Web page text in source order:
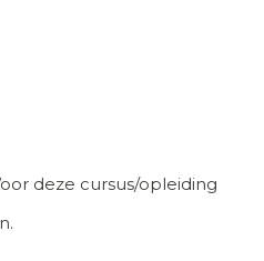
deze cursus/opleiding